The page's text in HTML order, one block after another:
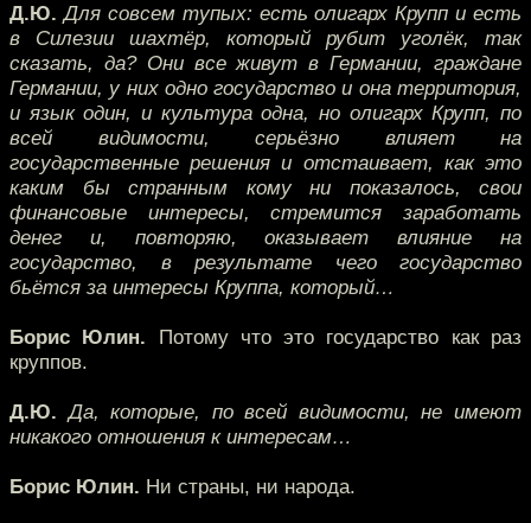
Д.Ю. Для совсем тупых: есть олигарх Крупп и есть
в Силезии шахтёр, который рубит уголёк, так
сказать, да? Они все живут в Германии, граждане
Германии, у них одно государство и она территория,
и язык один, и культура одна, но олигарх Крупп, по
всей видимости, серьёзно влияет на
государственные решения и отстаивает, как это
каким бы странным кому ни показалось, свои
финансовые интересы, стремится заработать
денег и, повторяю, оказывает влияние на
государство, в результате чего государство
бьётся за интересы Круппа, который…
Борис Юлин. Потому что это государство как раз
круппов.
Д.Ю. Да, которые, по всей видимости, не имеют
никакого отношения к интересам…
Борис Юлин. Ни страны, ни народа.